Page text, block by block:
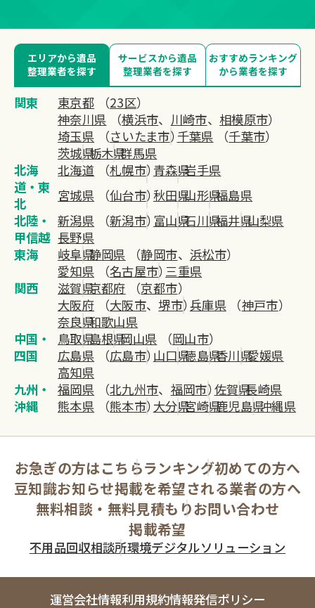
エリアから遺品
整理業者を探す
サービスから遺品
整理業者を探す
おすすめランキング
から業者を探す
関東 東京都 （23区）
神奈川県 （横浜市、 川崎市、 相模原市）
埼玉県 （さいたま市）千葉県 （千葉市）
茨城県栃木県群馬県
北海
道・東
北
北海道 （札幌市）青森県岩手県
宮城県 （仙台市）秋田県山形県福島県
北陸・
甲信越
新潟県 （新潟市）富山県石川県福井県山梨県
長野県
東海
岐阜県静岡県 （静岡市、 浜松市）
愛知県 （名古屋市）三重県
関西
滋賀県京都府 （京都市）
大阪府 （大阪市、堺市）兵庫県（神戸市）
奈良県和歌山県
中国・
四国
鳥取県島根県岡山県 （岡山市）
広島県 （広島市）山口県徳島県香川県愛媛県
高知県
九州・
沖縄
福岡県 （北九州市、 福岡市）佐賀県長崎県
熊本県 （熊本市）大分県宮崎県鹿児島県沖縄県
お急ぎの方はこちらランキング初めての方へ
豆知識お知らせ掲載を希望される業者の方へ
無料相談・無料見積もりお問い合わせ
掲載希望
不用品回収相談所環境デジタルソリューション
運営会社情報利用規約情報発信ポリシー